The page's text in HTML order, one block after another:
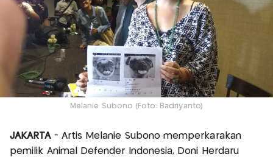
Melanie Subono (Foto: Badriyanto)
JAKARTA- Artis Melanie Subono memperkarakan
pemilik Animal Defender Indonesia, Doni Herdaru